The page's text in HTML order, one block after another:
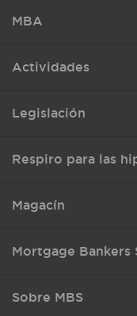
MBA
Actividades
Legislación
Respiro para las
Magacín
Mortgage Bankers
Sobre MBS